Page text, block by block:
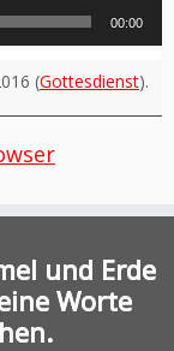
00:00
(Gottesdienst).
und Erde
Worte